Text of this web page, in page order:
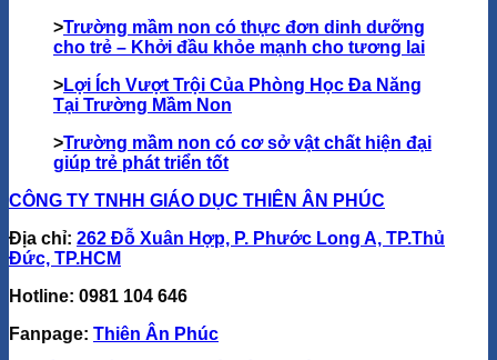
>Trường mầm non có thực đơn dinh dưỡng
cho trẻ – Khởi đầu khỏe mạnh cho tương lai
>Lợi Ích Vượt Trội Của Phòng Học Đa Năng
Tại Trường Mầm Non
>Trường mầm non có cơ sở vật chất hiện đại
giúp trẻ phát triển tốt
CÔNG TY TNHH GIÁO DỤC THIÊN ÂN PHÚC
Địa chỉ: 262 Đỗ Xuân Hợp, P. Phước Long A, TP.Thủ
Đức, TP.HCM
Hotline: 0981 104 646
Fanpage: Thiên Ân Phúc